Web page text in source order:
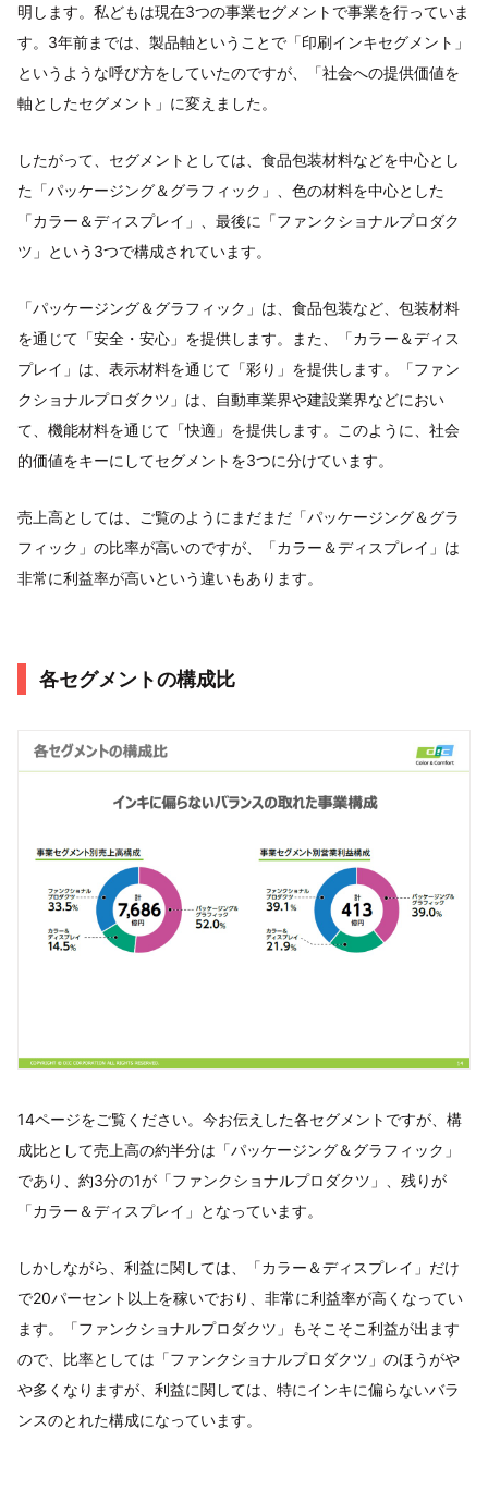
明します。私どもは現在3つの事業セグメントで事業を行っていま
す。3年前までは、製品軸ということで「印刷インキセグメント」
というような呼び方をしていたのですが、「社会への提供価値を
軸としたセグメント」に変えました。
したがって、セグメントとしては、食品包装材料などを中心とし
た「パッケージング＆グラフィック」、色の材料を中心とした
「カラー＆ディスプレイ」、最後に「ファンクショナルプロダク
ツ」という3つで構成されています。
「パッケージング＆グラフィック」は、食品包装など、包装材料
を通じて「安全・安心」を提供します。また、「カラー＆ディス
プレイ」は、表示材料を通じて「彩り」を提供します。「ファン
クショナルプロダクツ」は、自動車業界や建設業界などにおい
て、機能材料を通じて「快適」を提供します。このように、社会
的価値をキーにしてセグメントを3つに分けています。
売上高としては、ご覧のようにまだまだ「パッケージング＆グラ
フィック」の比率が高いのですが、「カラー＆ディスプレイ」は
非常に利益率が高いという違いもあります。
各セグメントの構成比
14ページをご覧ください。今お伝えした各セグメントですが、構
成比として売上高の約半分は「パッケージング＆グラフィック」
であり、約3分の1が「ファンクショナルプロダクツ」、残りが
「カラー＆ディスプレイ」となっています。
しかしながら、利益に関しては、「カラー＆ディスプレイ」だけ
で20パーセント以上を稼いでおり、非常に利益率が高くなってい
ます。「ファンクショナルプロダクツ」もそこそこ利益が出ます
ので、比率としては「ファンクショナルプロダクツ」のほうがや
や多くなりますが、利益に関しては、特にインキに偏らないバラ
ンスのとれた構成になっています。